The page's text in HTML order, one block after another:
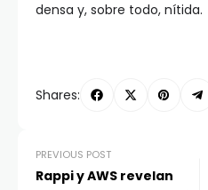
densa y, sobre todo, nítida.
Shares:
PREVIOUS POST
Rappi y AWS revelan